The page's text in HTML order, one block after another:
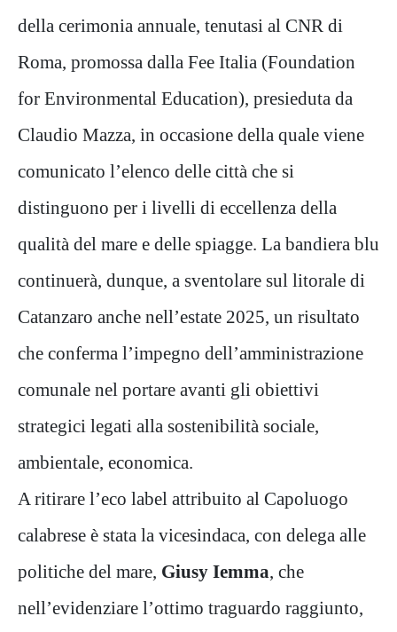
della cerimonia annuale, tenutasi al CNR di
Roma, promossa dalla Fee Italia (Foundation
for Environmental Education), presieduta da
Claudio Mazza, in occasione della quale viene
comunicato l’elenco delle città che si
distinguono per i livelli di eccellenza della
qualità del mare e delle spiagge. La bandiera blu
continuerà, dunque, a sventolare sul litorale di
Catanzaro anche nell’estate 2025, un risultato
che conferma l’impegno dell’amministrazione
comunale nel portare avanti gli obiettivi
strategici legati alla sostenibilità sociale,
ambientale, economica.
A ritirare l’eco label attribuito al Capoluogo
calabrese è stata la vicesindaca, con delega alle
politiche del mare, Giusy Iemma , che
nell’evidenziare l’ottimo traguardo raggiunto,